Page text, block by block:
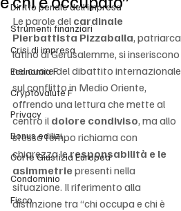
Diritto penale dell'impresa
Strumenti finanziari
Crisi di impresa
Economia F
Cryptovalute F
Privacy
Bonus edilizi
Corte Giustizia Europea
Condominio
Fisco
Le parole del cardinale
Pierbattista Pizzaballa, patriarca
latino di Gerusalemme, si inseriscono
nel cuore del dibattito internazionale
sul conflitto in Medio Oriente,
offrendo una lettura che mette al
centro il dolore condiviso, ma allo
stesso tempo richiama con
chiarezza le responsabilità e le
asimmetrie presenti nella
situazione. Il riferimento alla
distinzione tra “chi occupa e chi è